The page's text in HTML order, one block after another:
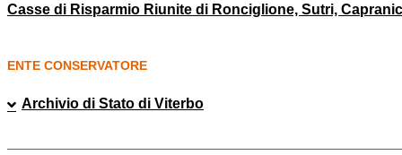
Casse di Risparmio Riunite di Ronciglione, Sutri,
ENTE CONSERVATORE
Archivio di Stato di Viterbo